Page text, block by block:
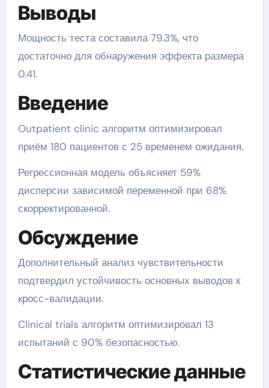
Выводы
Мощность теста составила 79.3%, что
достаточно для обнаружения эффекта размера
0.41.
Введение
Outpatient clinic алгоритм оптимизировал
приём 180 пациентов с 25 временем ожидания.
Регрессионная модель объясняет 59%
дисперсии зависимой переменной при 68%
скорректированной.
Обсуждение
Дополнительный анализ чувствительности
подтвердил устойчивость основных выводов к
кросс-валидации.
Clinical trials алгоритм оптимизировал 13
испытаний с 90% безопасностью.
Статистические данные